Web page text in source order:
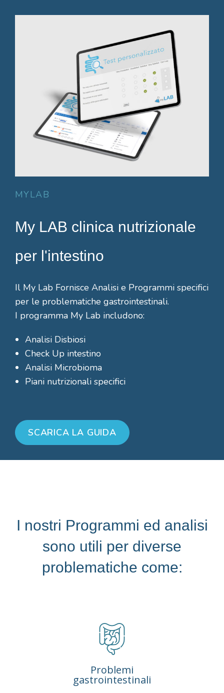
MYLAB
My LAB clinica nutrizionale
per l'intestino
Il My Lab Fornisce Analisi e Programmi specifici
per le problematiche gastrointestinali.
I programma My Lab includono:
Analisi Disbiosi
Check Up intestino
Analisi Microbioma
Piani nutrizionali specifici
SCARICA LA GUIDA
I nostri Programmi ed analisi
sono utili per diverse
problematiche come:
Problemi
gastrointestinali